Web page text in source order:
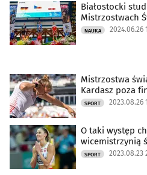
Białostocki
Mistrzostwach
NAUKA 2024.06.26
Mistrzostwa
Kardasz poza
SPORT 2023.08.26
O taki występ
wicemistrzynią
SPORT 2023.08.23